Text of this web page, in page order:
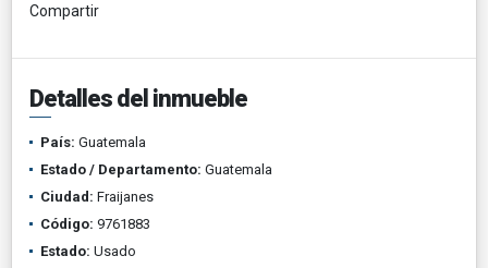
Compartir
Detalles del inmueble
País: Guatemala
Estado / Departamento: Guatemala
Ciudad: Fraijanes
Código: 9761883
Estado: Usado